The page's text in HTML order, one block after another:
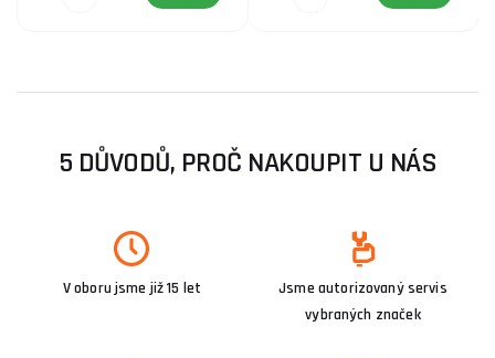
5 DŮVODŮ, PROČ NAKOUPIT U NÁS
V oboru jsme již 15 let
Jsme autorizovaný servis
vybraných značek